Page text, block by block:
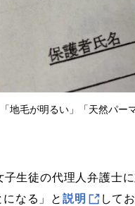
地毛が明るい」「天然パー
生徒の代理人弁護士
なる」と 説明
して